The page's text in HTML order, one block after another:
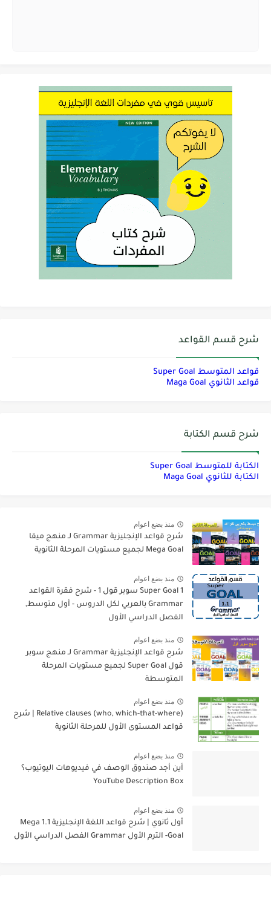
شرح قسم القواعد
قواعد المتوسط Super Goal
قواعد الثانوي Maga Goal
شرح قسم الكتابة
الكتابة للمتوسط Super Goal
الكتابة للثانوي Maga Goal
منذ بضع اعوام
شرح قواعد الإنجليزية Grammar لـ منهج ميقا
Mega Goal لجميع مستويات المرحلة الثانوية
منذ بضع اعوام
Super Goal 1 سوبر قول 1 - شرح فقرة القواعد
Grammar بالعربي لكل الدروس - أول متوسط,
الفصل الدراسي الأول
منذ بضع اعوام
شرح قواعد الإنجليزية Grammar لـ منهج سوبر
قول Super Goal لجميع مستويات المرحلة
المتوسطة
منذ بضع اعوام
Relative clauses (who, which-that-where) | شرح
قواعد المستوى الأول للمرحلة الثانوية
منذ بضع اعوام
أين أجد صندوق الوصف في فيديوهات اليوتيوب؟
YouTube Description Box
منذ بضع اعوام
أول ثانوي | شرح قواعد اللغة الإنجليزية 1.1 Mega
Goal- الترم الأول Grammar الفصل الدراسي الأول